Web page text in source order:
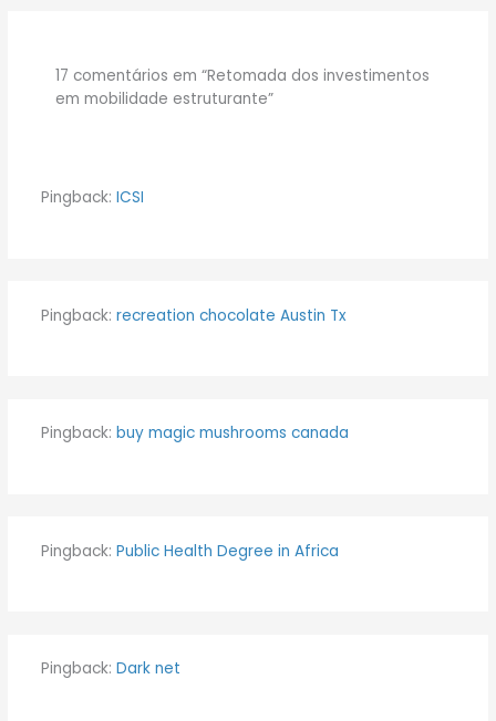
17 comentários em “Retomada dos investimentos
em mobilidade estruturante”
Pingback: ICSI
Pingback: recreation chocolate Austin Tx​
Pingback: buy magic mushrooms canada
Pingback: Public Health Degree in Africa
Pingback: Dark net